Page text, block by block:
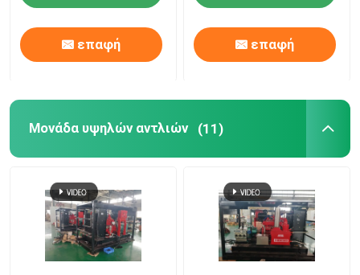
επαφή επαφή
Μονάδα υψηλών αντλιών (11)